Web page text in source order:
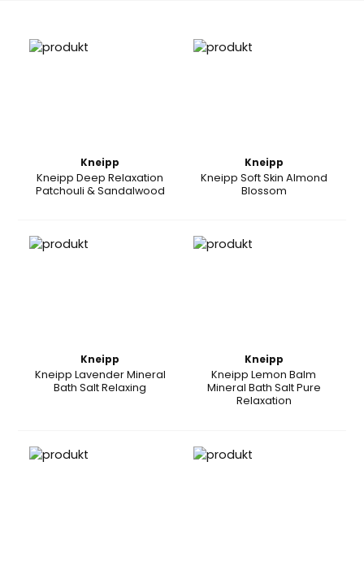
Kneipp
Kneipp Deep Relaxation
Patchouli & Sandalwood
Kneipp
Kneipp Soft Skin Almond
Blossom
Kneipp
Kneipp Lavender Mineral
Bath Salt Relaxing
Kneipp
Kneipp Lemon Balm
Mineral Bath Salt Pure
Relaxation